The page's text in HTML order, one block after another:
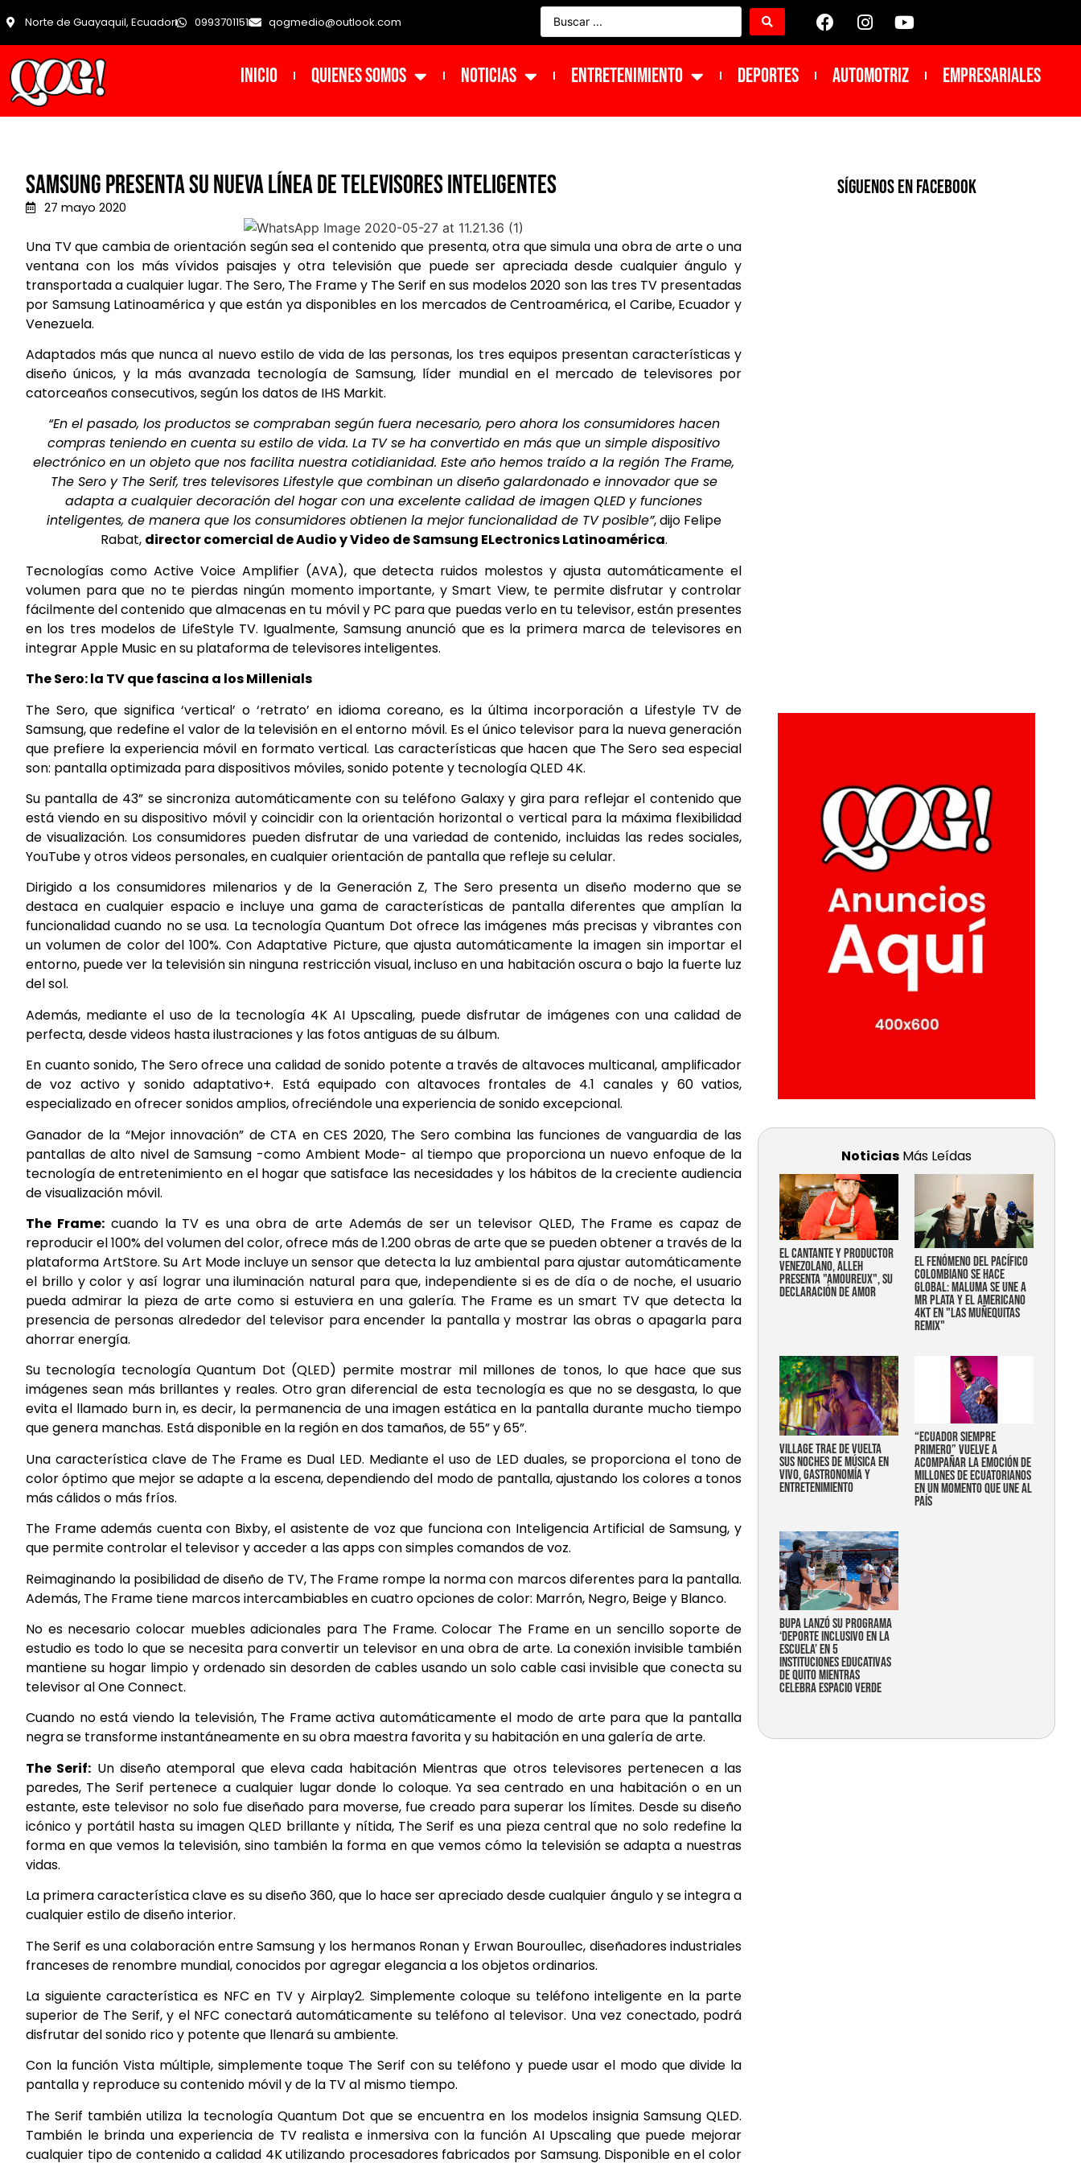
Norte de Guayaquil, Ecuador 0993701151 qogmedio@outlook.com
INICIO Quienes Somos NOTICIAS ENTRETENIMIENTO DEPORTES Automotriz Empresariales
Samsung presenta su nueva línea de Televisores Inteligentes
27 mayo 2020
Una TV que cambia de orientación según sea el contenido que presenta, otra que simula una obra de arte o una
ventana con los más vívidos paisajes y otra televisión que puede ser apreciada desde cualquier ángulo y
transportada a cualquier lugar. The Sero, The Frame y The Serif en sus modelos 2020 son las tres TV presentadas
por Samsung Latinoamérica y que están ya disponibles en los mercados de Centroamérica, el Caribe, Ecuador y
Venezuela.
Adaptados más que nunca al nuevo estilo de vida de las personas, los tres equipos presentan características y
diseño únicos, y la más avanzada tecnología de Samsung, líder mundial en el mercado de televisores por
catorceaños consecutivos, según los datos de IHS Markit.
“En el pasado, los productos se compraban según fuera necesario, pero ahora los consumidores hacen
compras teniendo en cuenta su estilo de vida. La TV se ha convertido en más que un simple dispositivo
electrónico en un objeto que nos facilita nuestra cotidianidad. Este año hemos traído a la región The Frame,
The Sero y The Serif, tres televisores Lifestyle que combinan un diseño galardonado e innovador que se
adapta a cualquier decoración del hogar con una excelente calidad de imagen QLED y funciones
inteligentes, de manera que los consumidores obtienen la mejor funcionalidad de TV posible”, dijo Felipe
Rabat, director comercial de Audio y Video de Samsung ELectronics Latinoamérica.
Tecnologías como Active Voice Amplifier (AVA), que detecta ruidos molestos y ajusta automáticamente el
volumen para que no te pierdas ningún momento importante, y Smart View, te permite disfrutar y controlar
fácilmente del contenido que almacenas en tu móvil y PC para que puedas verlo en tu televisor, están presentes
en los tres modelos de LifeStyle TV. Igualmente, Samsung anunció que es la primera marca de televisores en
integrar Apple Music en su plataforma de televisores inteligentes.
The Sero: la TV que fascina a los Millenials
The Sero, que significa ‘vertical’ o ‘retrato’ en idioma coreano, es la última incorporación a Lifestyle TV de
Samsung, que redefine el valor de la televisión en el entorno móvil. Es el único televisor para la nueva generación
que prefiere la experiencia móvil en formato vertical. Las características que hacen que The Sero sea especial
son: pantalla optimizada para dispositivos móviles, sonido potente y tecnología QLED 4K.
Su pantalla de 43” se sincroniza automáticamente con su teléfono Galaxy y gira para reflejar el contenido que
está viendo en su dispositivo móvil y coincidir con la orientación horizontal o vertical para la máxima flexibilidad
de visualización. Los consumidores pueden disfrutar de una variedad de contenido, incluidas las redes sociales,
YouTube y otros videos personales, en cualquier orientación de pantalla que refleje su celular.
Dirigido a los consumidores milenarios y de la Generación Z, The Sero presenta un diseño moderno que se
destaca en cualquier espacio e incluye una gama de características de pantalla diferentes que amplían la
funcionalidad cuando no se usa. La tecnología Quantum Dot ofrece las imágenes más precisas y vibrantes con
un volumen de color del 100%. Con Adaptative Picture, que ajusta automáticamente la imagen sin importar el
entorno, puede ver la televisión sin ninguna restricción visual, incluso en una habitación oscura o bajo la fuerte luz
del sol.
Además, mediante el uso de la tecnología 4K AI Upscaling, puede disfrutar de imágenes con una calidad de
perfecta, desde videos hasta ilustraciones y las fotos antiguas de su álbum.
En cuanto sonido, The Sero ofrece una calidad de sonido potente a través de altavoces multicanal, amplificador
de voz activo y sonido adaptativo+. Está equipado con altavoces frontales de 4.1 canales y 60 vatios,
especializado en ofrecer sonidos amplios, ofreciéndole una experiencia de sonido excepcional.
Ganador de la “Mejor innovación” de CTA en CES 2020, The Sero combina las funciones de vanguardia de las
pantallas de alto nivel de Samsung -como Ambient Mode- al tiempo que proporciona un nuevo enfoque de la
tecnología de entretenimiento en el hogar que satisface las necesidades y los hábitos de la creciente audiencia
de visualización móvil.
The Frame:cuando la TV es una obra de arte Además de ser un televisor QLED, The Frame es capaz de
reproducir el 100% del volumen del color, ofrece más de 1.200 obras de arte que se pueden obtener a través de la
plataforma ArtStore. Su Art Mode incluye un sensor que detecta la luz ambiental para ajustar automáticamente
el brillo y color y así lograr una iluminación natural para que, independiente si es de día o de noche, el usuario
pueda admirar la pieza de arte como si estuviera en una galería. The Frame es un smart TV que detecta la
presencia de personas alrededor del televisor para encender la pantalla y mostrar las obras o apagarla para
ahorrar energía.
Su tecnología tecnología Quantum Dot (QLED) permite mostrar mil millones de tonos, lo que hace que sus
imágenes sean más brillantes y reales. Otro gran diferencial de esta tecnología es que no se desgasta, lo que
evita el llamado burn in, es decir, la permanencia de una imagen estática en la pantalla durante mucho tiempo
que genera manchas. Está disponible en la región en dos tamaños, de 55” y 65”.
Una característica clave de The Frame es Dual LED. Mediante el uso de LED duales, se proporciona el tono de
color óptimo que mejor se adapte a la escena, dependiendo del modo de pantalla, ajustando los colores a tonos
más cálidos o más fríos.
The Frame además cuenta con Bixby, el asistente de voz que funciona con Inteligencia Artificial de Samsung, y
que permite controlar el televisor y acceder a las apps con simples comandos de voz.
Reimaginando la posibilidad de diseño de TV, The Frame rompe la norma con marcos diferentes para la pantalla.
Además, The Frame tiene marcos intercambiables en cuatro opciones de color: Marrón, Negro, Beige y Blanco.
No es necesario colocar muebles adicionales para The Frame. Colocar The Frame en un sencillo soporte de
estudio es todo lo que se necesita para convertir un televisor en una obra de arte. La conexión invisible también
mantiene su hogar limpio y ordenado sin desorden de cables usando un solo cable casi invisible que conecta su
televisor al One Connect.
Cuando no está viendo la televisión, The Frame activa automáticamente el modo de arte para que la pantalla
negra se transforme instantáneamente en su obra maestra favorita y su habitación en una galería de arte.
The Serif: Un diseño atemporal que eleva cada habitación Mientras que otros televisores pertenecen a las
paredes, The Serif pertenece a cualquier lugar donde lo coloque. Ya sea centrado en una habitación o en un
estante, este televisor no solo fue diseñado para moverse, fue creado para superar los límites. Desde su diseño
icónico y portátil hasta su imagen QLED brillante y nítida, The Serif es una pieza central que no solo redefine la
forma en que vemos la televisión, sino también la forma en que vemos cómo la televisión se adapta a nuestras
vidas.
La primera característica clave es su diseño 360, que lo hace ser apreciado desde cualquier ángulo y se integra a
cualquier estilo de diseño interior.
The Serif es una colaboración entre Samsung y los hermanos Ronan y Erwan Bouroullec, diseñadores industriales
franceses de renombre mundial, conocidos por agregar elegancia a los objetos ordinarios.
La siguiente característica es NFC en TV y Airplay2. Simplemente coloque su teléfono inteligente en la parte
superior de The Serif, y el NFC conectará automáticamente su teléfono al televisor. Una vez conectado, podrá
disfrutar del sonido rico y potente que llenará su ambiente.
Con la función Vista múltiple, simplemente toque The Serif con su teléfono y puede usar el modo que divide la
pantalla y reproduce su contenido móvil y de la TV al mismo tiempo.
The Serif también utiliza la tecnología Quantum Dot que se encuentra en los modelos insignia Samsung QLED.
También le brinda una experiencia de TV realista e inmersiva con la función AI Upscaling que puede mejorar
cualquier tipo de contenido a calidad 4K utilizando procesadores fabricados por Samsung. Disponible en el color
SíGUENOS EN FACEBOOK
Noticias Más Leídas
EL CANTANTE Y PRODUCTOR
VENEZOLANO, ALLEH
PRESENTA "AMOUREUX", SU
DECLARACIÓN DE AMOR
EL FENÓMENO DEL PACÍFICO
COLOMBIANO SE HACE
GLOBAL: MALUMA SE UNE A
MR PLATA Y EL AMERICANO
4KT EN "LAS MUÑEQUITAS
REMIX"
Village trae de vuelta
sus noches de música en
vivo, gastronomía y
entretenimiento
“Ecuador siempre
primero” vuelve a
acompañar la emoción de
millones de ecuatorianos
en un momento que une al
país
Bupa lanzó su programa
‘Deporte Inclusivo en la
Escuela’ en 5
instituciones educativas
de Quito mientras
celebra espacio verde